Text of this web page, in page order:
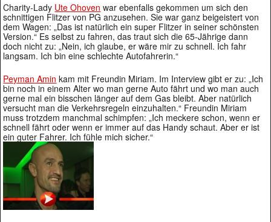
Charity-Lady Ute Ohoven war ebenfalls gekommen um sich den
schnittigen Flitzer von PG anzusehen. Sie war ganz beigeistert von
dem Wagen: „Das ist natürlich ein super Flitzer in seiner schönsten
Version.“ Es selbst zu fahren, das traut sich die 65-Jährige dann
doch nicht zu: „Nein, ich glaube, er wäre mir zu schnell. Ich fahr
langsam. Ich bin eine schlechte Autofahrerin.“
Peyman Amin kam mit Freundin Miriam. Im Interview gibt er zu: „Ich
bin noch in einem Alter wo man gerne Auto fährt und wo man auch
gerne mal ein bisschen länger auf dem Gas bleibt. Aber natürlich
versucht man die Verkehrsregeln einzuhalten.“ Freundin Miriam
muss trotzdem manchmal schimpfen: „Ich meckere schon, wenn er
schnell fährt oder wenn er immer auf das Handy schaut. Aber er ist
ein guter Fahrer. Ich fühle mich sicher.“